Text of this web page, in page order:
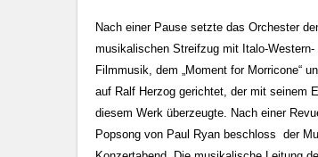
Nach einer Pause setzte das Orchester
musikalischen Streifzug mit Italo-Western-
Filmmusik, dem „Moment for Morricone“
auf Ralf Herzog gerichtet, der mit seinem
diesem Werk überzeugte. Nach einer
Popsong von Paul Ryan beschloss der